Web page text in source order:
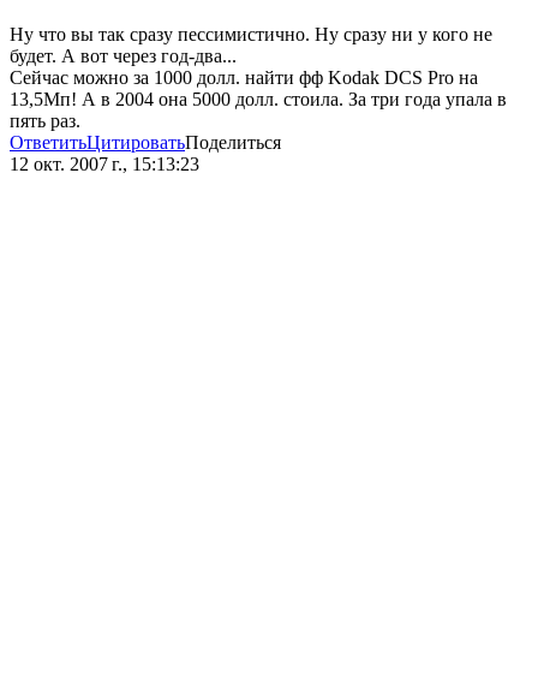
Ну что вы так сразу пессимистично. Ну сразу ни у кого не
будет. А вот через год-два...
Сейчас можно за 1000 долл. найти фф Kodak DCS Pro на
13,5Мп! А в 2004 она 5000 долл. стоила. За три года упала в
пять раз.
ОтветитьЦитироватьПоделиться
12 окт. 2007 г., 15:13:23